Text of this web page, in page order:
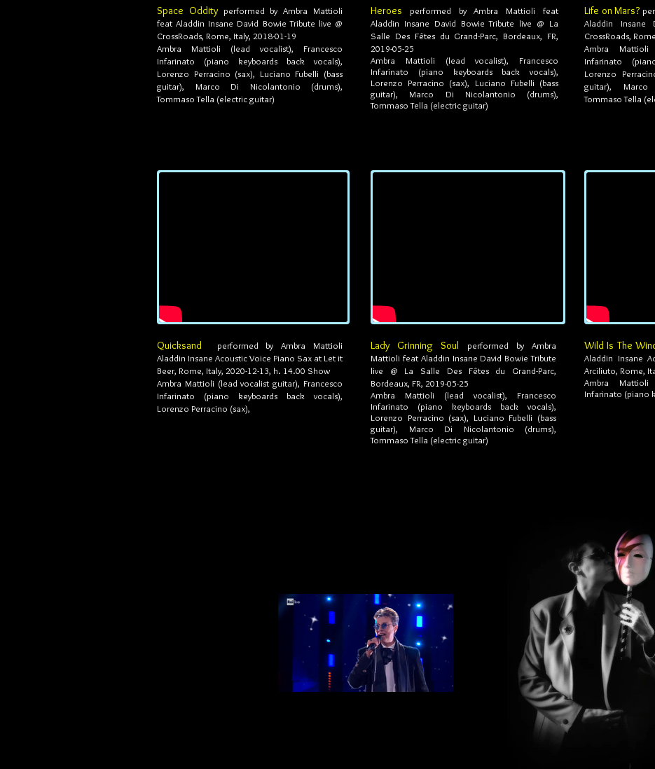
Space Oddity performed by Ambra Mattioli
feat Aladdin Insane David Bowie Tribute live @
CrossRoads, Rome, Italy, 2018-01-19
Ambra Mattioli (lead vocalist), Francesco
Infarinato (piano keyboards back vocals),
Lorenzo Perracino (sax), Luciano Fubelli (bass
guitar), Marco Di Nicolantonio (drums),
Tommaso Tella (electric guitar)
Heroes
performed by Ambra Mattioli feat
Aladdin Insane David Bowie Tribute live @ La
Salle Des Fêtes du Grand-Parc, Bordeaux, FR,
2019-05-25
Ambra Mattioli (lead vocalist), Francesco
Infarinato (piano keyboards back vocals),
Lorenzo Perracino (sax), Luciano Fubelli (bass
guitar), Marco Di Nicolantonio (drums),
Tommaso Tella (electric guitar)
Life on Mars?
Aladdin Insane
CrossRoads,
Ambra
Infarinato
Lorenzo
guitar),
Tommaso Tella
Quicksand
performed by Ambra Mattioli
Aladdin Insane Acoustic Voice Piano Sax at Let it
Beer, Rome, Italy, 2020-12-13, h. 14.00 Show
Ambra Mattioli (lead vocalist guitar), Francesco
Infarinato (piano keyboards back vocals),
Lorenzo Perracino (sax),
Lady Grinning Soul
performed by Ambra
Mattioli feat Aladdin Insane David Bowie Tribute
live @ La Salle Des Fêtes du Grand-Parc,
Bordeaux, FR, 2019-05-25
Ambra Mattioli (lead vocalist), Francesco
Infarinato (piano keyboards back vocals),
Lorenzo Perracino (sax), Luciano Fubelli (bass
guitar), Marco Di Nicolantonio (drums),
Tommaso Tella (electric guitar)
Wild Is The
Aladdin Insane
Arciliuto, Rome,
Ambra Mattioli
Infarinato (piano